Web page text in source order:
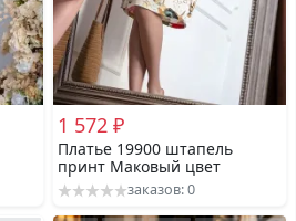
1 572 ₽
Платье 19900 штапель
принт Маковый цвет
заказов: 0